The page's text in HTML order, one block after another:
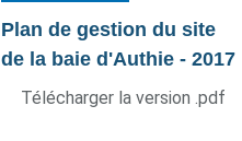
Plan de gestion du site
de la baie d'Authie - 2017
Télécharger la version .pdf